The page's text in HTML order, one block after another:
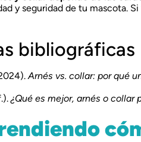
y seguridad de tu mascota. Si
bibliográficas
Arnés vs. collar: por qué
¿Qué es mejor, arnés o collar